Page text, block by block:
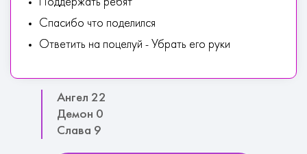
Поддержать ребят
Спасибо что поделился
Ответить на поцелуй - Убрать его руки
Ангел 22
Демон 0
Слава 9